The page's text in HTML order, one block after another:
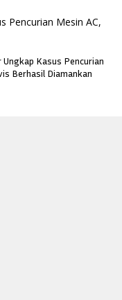
Kasus Pencurian
Berhasil Diamankan